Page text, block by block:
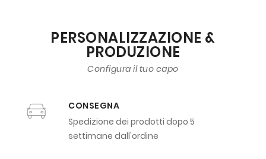
PERSONALIZZAZIONE &
PRODUZIONE
Configura il tuo capo
CONSEGNA
Spedizione dei prodotti dopo 5
settimane dall'ordine